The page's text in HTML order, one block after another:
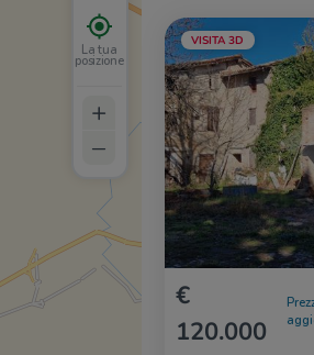
VISITA 3D
€
120.000
La tua
posizione
+
–